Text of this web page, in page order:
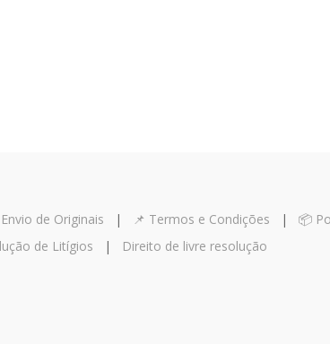
de Originais | 📌 Termos e Condições | 📦
de Litígios | Direito de livre resolução